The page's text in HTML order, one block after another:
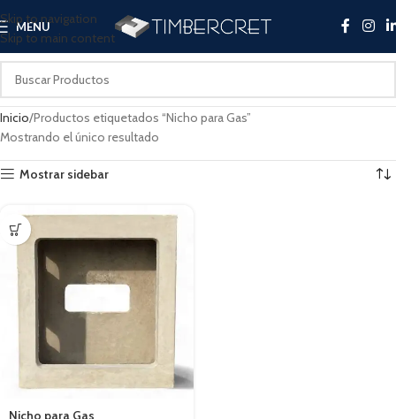
Skip to navigation
Skip to main content
MENU
Inicio Productos etiquetados “Nicho para Gas”
Mostrando el único resultado
Mostrar sidebar
Nicho para Gas